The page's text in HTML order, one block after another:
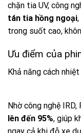
chặn tia UV, công
tán tia hồng ngoại
trong suốt cao,
Ưu điểm của
Khả năng cách
Nhờ công nghệ
lên đến 95%, giúp
ngay cả khi đỗ xe